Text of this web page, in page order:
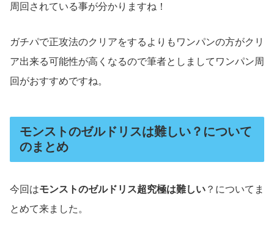
周回されている事が分かりますね！
ガチパで正攻法のクリアをするよりもワンパンの方がクリ
ア出来る可能性が高くなるので筆者としましてワンパン周
回がおすすめですね。
モンストのゼルドリスは難しい？について
のまとめ
今回はモンストのゼルドリス超究極は難しい ？についてま
とめて来ました。